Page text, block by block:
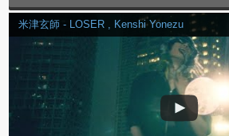
米津玄師 - LOSER , Kenshi Yonezu